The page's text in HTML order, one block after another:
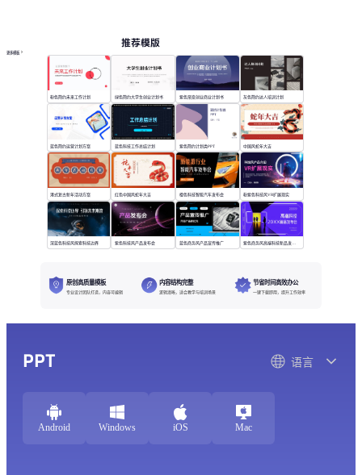
推荐模版
更多模板
粉色简约未来工作计划 绿色简约大学生创业计划书 紫色渐变创业商业计划书 灰色简约达人培训计划
蓝色简约运营计划方案 蓝色科技工作总结计划 紫色简约计划类PPT 中国风蛇年大吉
港式复古新年活动方案 红色中国风蛇年大吉 橙色科技智能汽车发布会 粉紫色科技风VR扩展现实
深蓝色科技风探索科技边界 紫色科技风产品发布会 蓝色商务风产品宣传推广 紫色商务风高端科技新品发布会
原创高质量模板
专业设计团队打造，内容可编辑
内容结构完整
逻辑清晰，适合教学与培训场景
节省时间高效办公
一键下载即用，提升工作效率
PPT 语言
Android Windows iOS Mac